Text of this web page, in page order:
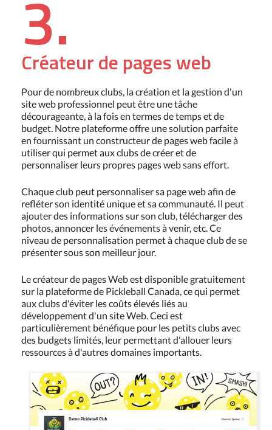
3.
Créateur de pages web
Pour de nombreux clubs, la création et la gestion d'un
site web professionnel peut être une tâche
décourageante, à la fois en termes de temps et de
budget. Notre plateforme offre une solution parfaite
en fournissant un constructeur de pages web facile à
utiliser qui permet aux clubs de créer et de
personnaliser leurs propres pages web sans effort.
Chaque club peut personnaliser sa page web afin de
refléter son identité unique et sa communauté. Il peut
ajouter des informations sur son club, télécharger des
photos, annoncer les événements à venir, etc. Ce
niveau de personnalisation permet à chaque club de se
présenter sous son meilleur jour.
Le créateur de pages Web est disponible gratuitement
sur la plateforme de Pickleball Canada, ce qui permet
aux clubs d'éviter les coûts élevés liés au
développement d'un site Web. Ceci est
particulièrement bénéfique pour les petits clubs avec
des budgets limités, leur permettant d'allouer leurs
ressources à d'autres domaines importants.